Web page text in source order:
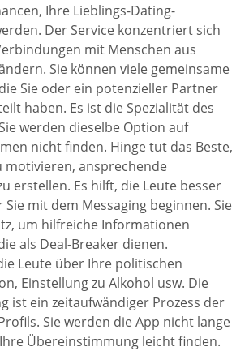
Ihre Lieblings-Dating-
Der Service konzentriert sich
mit Menschen aus
Sie können viele gemeinsame
Sie oder ein potenzieller Partner
haben. Es ist die Spezialität des
werden dieselbe Option auf
nicht finden. Hinge tut das Beste,
motivieren, ansprechende
erstellen. Es hilft, die Leute besser
Sie mit dem Messaging beginnen. Sie
um hilfreiche Informationen
als Deal-Breaker dienen.
Leute über Ihre politischen
Einstellung zu Alkohol usw. Die
ist ein zeitaufwändiger Prozess der
Sie werden die App nicht lange
Übereinstimmung leicht finden.